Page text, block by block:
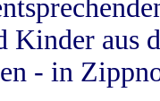
Kinder aus
- in